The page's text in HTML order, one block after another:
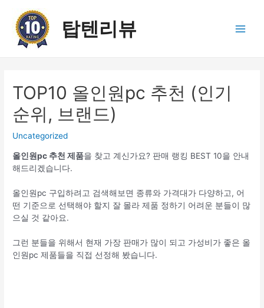
탑텐리뷰
TOP10 올인원pc 추천 (인기
순위, 브랜드)
Uncategorized
올인원pc 추천 제품을 찾고 계신가요? 판매 랭킹 BEST 10을 안내
해드리겠습니다.
올인원pc 구입하려고 검색해보면 종류와 가격대가 다양하고, 어
떤 기준으로 선택해야 할지 잘 몰라 제품 정하기 어려운 분들이 많
으실 것 같아요.
그런 분들을 위해서 현재 가장 판매가 많이 되고 가성비가 좋은 올
인원pc 제품들을 직접 선정해 봤습니다.